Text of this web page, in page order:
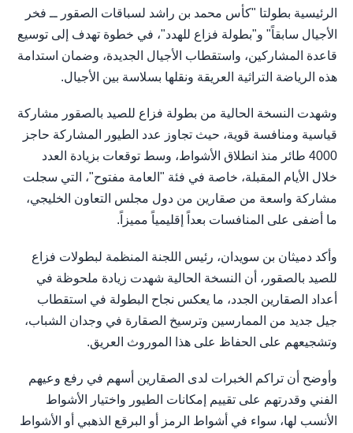
الرئيسية بطولتا "كأس محمد بن راشد لسباقات الصقور ــ فخر
الأجيال سابقاً" و"بطولة فزاع للهدد"، في خطوة تهدف إلى توسيع
قاعدة المشاركين، واستقطاب الأجيال الجديدة، وضمان استدامة
هذه الرياضة التراثية العريقة ونقلها بسلاسة بين الأجيال.
وشهدت النسخة الحالية من بطولة فزاع للصيد بالصقور مشاركة
قياسية ومنافسة قوية، حيث تجاوز عدد الطيور المشاركة حاجز
4000 طائر منذ انطلاق الأشواط، وسط توقعات بزيادة العدد
خلال الأيام المقبلة، خاصة في فئة "العامة مفتوح"، التي سجلت
مشاركة واسعة من صقارين من دول مجلس التعاون الخليجي،
ما أضفى على المنافسات بعداً إقليمياً مميزاً.
وأكد دميثان بن سويدان، رئيس اللجنة المنظمة لبطولات فزاع
للصيد بالصقور، أن النسخة الحالية شهدت زيادة ملحوظة في
أعداد الصقارين الجدد، ما يعكس نجاح البطولة في استقطاب
جيل جديد من الممارسين وترسيخ الصقارة في وجدان الشباب،
وتشجيعهم على الحفاظ على هذا الموروث العريق.
وأوضح أن تراكم الخبرات لدى الصقارين أسهم في رفع وعيهم
الفني وقدرتهم على تقييم إمكانات الطيور واختيار الأشواط
الأنسب لها، سواء في أشواط الرمز أو البرقع الذهبي أو الأشواط